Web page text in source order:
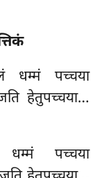
धम्मं पच्चया
हेतुपच्चया…
धम्मं पच्चया